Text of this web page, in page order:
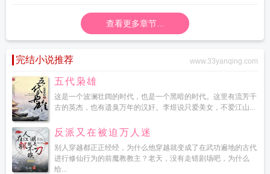
查看更多章节...
完结小说推荐 www.33yanqing.com
五代枭雄
这是一个波澜壮阔的时代，也是一个黑暗的时代。这里有流芳千
古的英杰，也有遗臭万年的汉奸。李煜说只爱美女，不爱江山...
反派又在被迫万人迷
别人穿越都正正经经，为什么他穿越就变成了在武功遍地的古代
进行修仙行为的前魔教教主？老天，没有走错剧场吧，为什么
给...